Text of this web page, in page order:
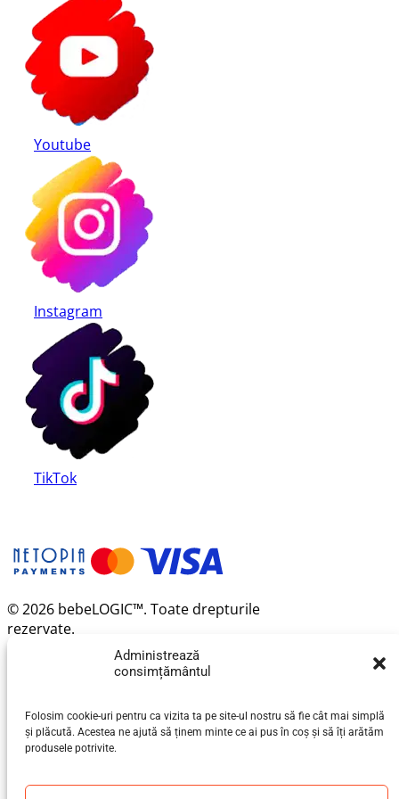
Administrează
consimțământul
Folosim cookie-uri pentru ca vizita ta pe site-ul nostru să fie cât mai simplă
și plăcută. Acestea ne ajută să ținem minte ce ai pus în coș și să îți arătăm
produsele potrivite.
Youtube
Instagram
TikTok
© 2026 bebeLOGIC™. Toate drepturile
rezervate.